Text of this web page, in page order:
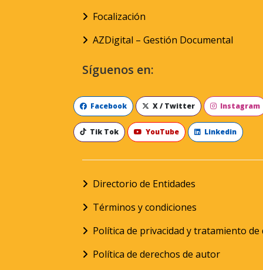
Focalización
AZDigital – Gestión Documental
Síguenos en:
Facebook X / Twitter Instagram
Tik Tok YouTube Linkedin
Directorio de Entidades
Términos y condiciones
Política de privacidad y tratamiento
Política de derechos de autor